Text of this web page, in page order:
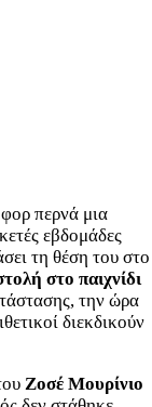
περνά μια
εβδομάδες
τη θέση του στο
στο παιχνίδι
την ώρα
διεκδικούν
Ζοσέ Μουρίνιο